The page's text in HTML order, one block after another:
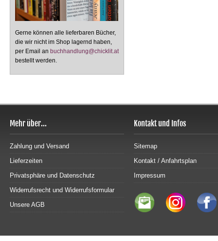
Gerne können alle lieferbaren Bücher,
die wir nicht im Shop lagernd haben,
per Email an buchhandlung@chicklit.at
bestellt werden.
Mehr über...
Zahlung und Versand
Lieferzeiten
Privatsphäre und Datenschutz
Widerrufsrecht und Widerrufsformular
Unsere AGB
Kontakt und Infos
Sitemap
Kontakt / Anfahrtsplan
Impressum